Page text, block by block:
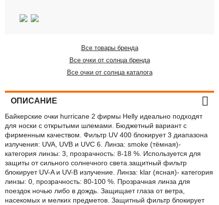
Все товары бренда
Все очки от солнца бренда
Все очки от солнца каталога
ОПИСАНИЕ
Байкерские очки hurricane 2 фирмы Helly идеально подходят
для носки с открытыми шлемами. Бюджетный вариант с
фирменным качеством. Фильтр UV 400 блокирует 3 диапазона
излучения: UVA, UVB и UVC 6. Линза: smoke (тёмная)-
категория линзы: 3, прозрачность: 8-18 %. Используется для
защиты от сильного солнечного света.защитный фильтр
блокирует UV-A и UV-B излучение. Линза: klar (ясная)- категория
линзы: 0, прозрачность: 80-100 %. Прозрачная линза для
поездок ночью либо в дождь. Защищает глаза от ветра,
насекомых и мелких предметов. Защитный фильтр блокирует